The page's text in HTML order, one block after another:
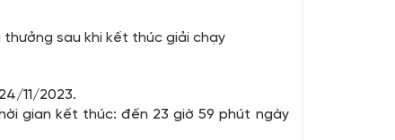
sau khi kết thúc giải chạy
11/2023.
gian kết thúc: đến 23 giờ 59 phút ngày